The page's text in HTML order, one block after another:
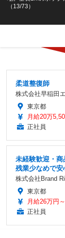
（13/73）
柔道整復師
株式会社早稲田
東京都
月給20万
正社員
未経験歓迎・
残業少なめで安
株式会社Brand
東京都
月給26万円
正社員